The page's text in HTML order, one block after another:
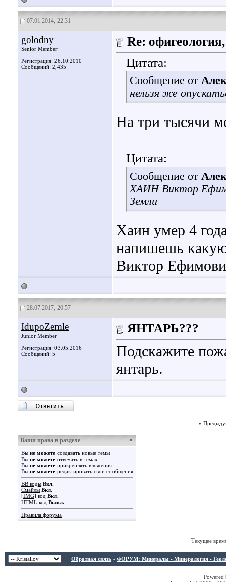
07.01.2014, 22:31
golodny
Senior Member
Регистрация: 26.10.2010
Сообщений: 2,435
Re:
Цитата:
Сообщение от
нельзя же
На три тысячи
Цитата:
Сообщение от
ХАИН Виктор
Земли
Хаин умер 4
напишешь
Виктор
28.07.2017, 20:57
IdupoZemle
Junior Member
Регистрация: 03.05.2016
Сообщений: 5
ЯНТАРЬ???
Подскажите
янтарь.
«
Ваши права в разделе
Вы не можете создавать новые темы
Вы не можете отвечать в темах
Вы не можете прикреплять вложения
Вы не можете редактировать свои сообщения
BB коды Вкл.
Смайлы Вкл.
[IMG] код Вкл.
HTML код Выкл.
Правила форума
Текущее
Обратная связь - ФОРУМ: Минералы - Минералогия -